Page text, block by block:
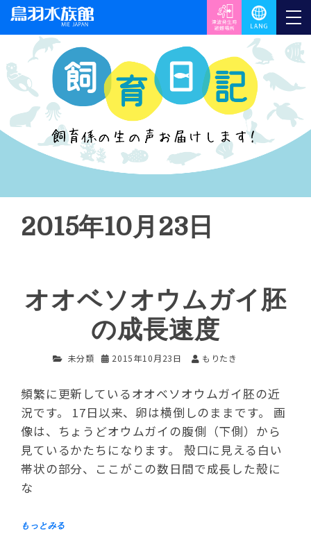
2015年10月23日
オオベソオウムガイ胚
の成長速度
未分類 2015年10月23日 もりたき
頻繁に更新しているオオベソオウムガイ胚の近
況です。 17日以来、卵は横倒しのままです。 画
像は、ちょうどオウムガイの腹側（下側）から
見ているかたちになります。 殻口に見える白い
帯状の部分、ここがこの数日間で成長した殻に
な